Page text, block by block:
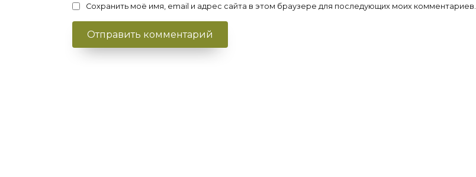
Сохранить моё имя, email и адрес сайта в этом браузере для последующих моих комментариев.